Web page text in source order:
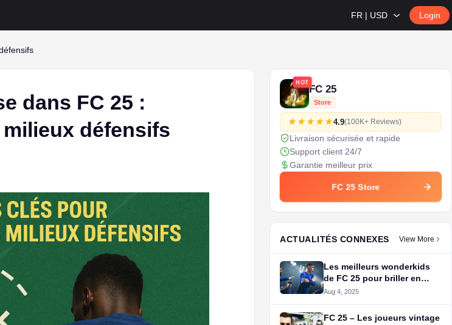
FR | USD Login
dans FC 25 :
défensifs
HOT
FC 25
Store
4.9(100K+ Reviews)
Livraison sécurisée et rapide
Support client 24/7
Garantie meilleur prix
FC 25 Store
ACTUALITÉS CONNEXES View More
Les meilleurs wonderkids
de FC 25 pour briller en
mode Carrière
Aug 4, 2025
FC 25 – Les joueurs vintage